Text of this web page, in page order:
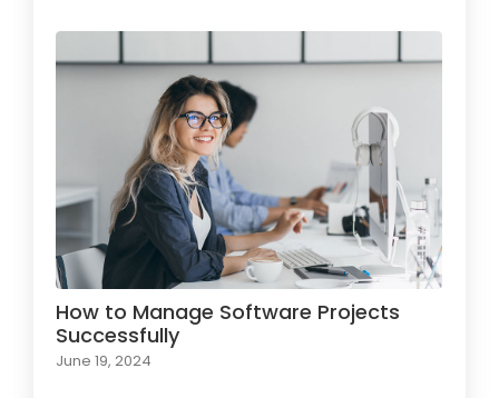
How to Manage Software Projects
Successfully
June 19, 2024